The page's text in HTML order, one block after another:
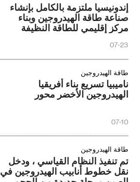
إندونيسيا ملتزمة بالكامل بإنشاء
صناعة طاقة الهيدروجين وبناء
مركز إقليمي للطاقة النظيفة
07-23
طاقة الهيدروجين
ناميبيا تسريع بناء أفريقيا
الهيدروجين الأخضر محور
07-10
طاقة الهيدروجين
تم تنفيذ النظام القياسي ، ودخل
نقل خطوط أنابيب الهيدروجين في